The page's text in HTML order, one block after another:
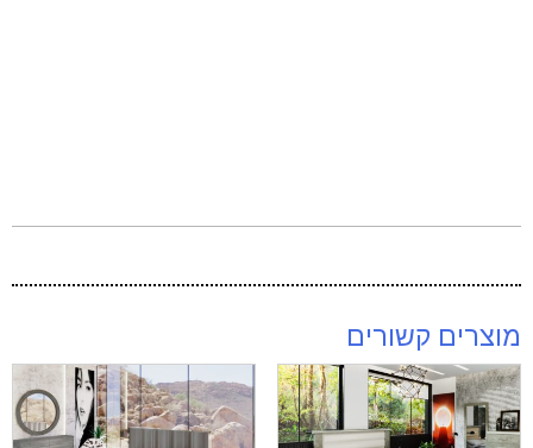
מוצרים קשורים